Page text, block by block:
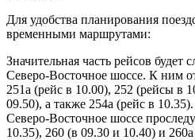
Для удобства планирования
временными маршрутами:
Значительная часть рейсов будет
Северо-Восточное шоссе. К ним
251а (рейс в 10.00), 252 (рейсы в
09.50), а также 254а (рейс в
Северо-Восточное шоссе
10.35), 260 (в 09.30 и 10.40) и